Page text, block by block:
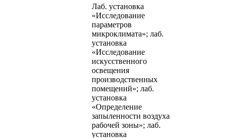
Лаб. установка
«Исследование
параметров
микроклимата»; лаб.
установка
«Исследование
искусственного
освещения
производственных
помещений»; лаб.
установка
«Определение
запыленности воздуха
рабочей зоны»; лаб.
установка